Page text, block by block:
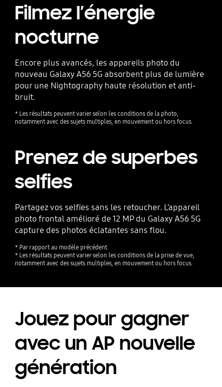
Filmez l’énergie
nocturne
Encore plus avancés, les appareils photo du
nouveau Galaxy A56 5G absorbent plus de lumière
pour une Nightography haute résolution et anti-
bruit.
* Les résultats peuvent varier selon les conditions de la photo,
notamment avec des sujets multiples, en mouvement ou hors focus.
Prenez de superbes
selfies
Partagez vos selfies sans les retoucher. L’appareil
photo frontal amélioré de 12 MP du Galaxy A56 5G
capture des photos éclatantes sans flou.
* Par rapport au modèle précédent.
* Les résultats peuvent varier selon les conditions de la prise de vue,
notamment avec des sujets multiples, en mouvement ou hors focus.
Jouez pour gagner
avec un AP nouvelle
génération